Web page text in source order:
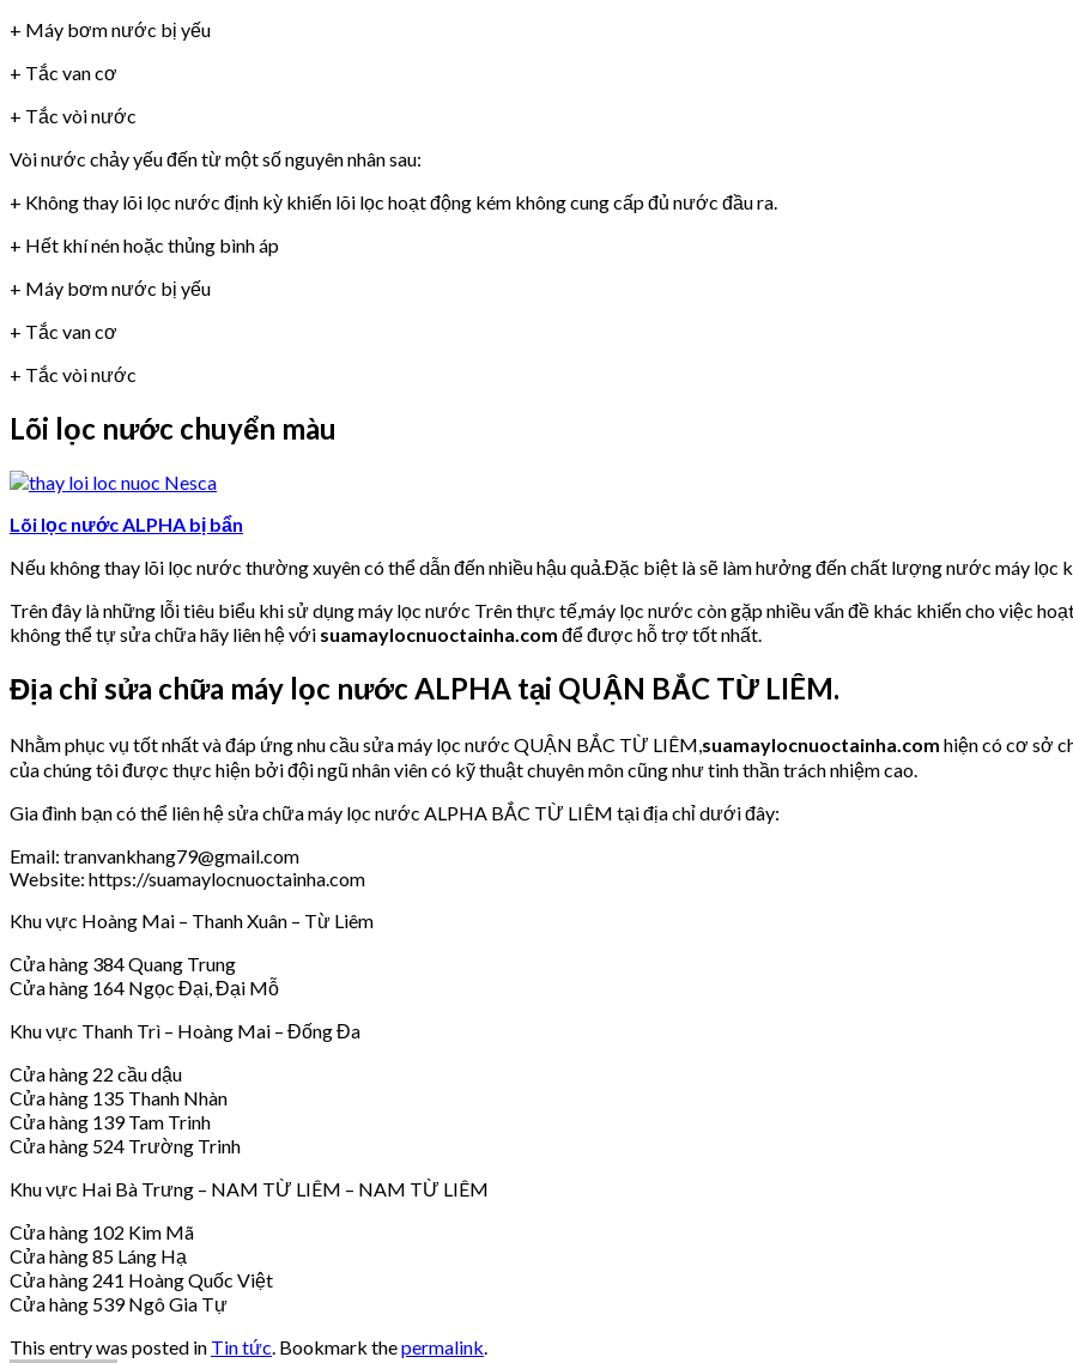
+ Máy bơm nước bị yếu
+ Tắc van cơ
+ Tắc vòi nước
Vòi nước chảy yếu đến từ một số nguyên nhân sau:
+ Không thay lõi lọc nước định kỳ khiến lõi lọc hoạt động kém không cung cấp đủ nước đầu ra.
+ Hết khí nén hoặc thủng bình áp
+ Máy bơm nước bị yếu
+ Tắc van cơ
+ Tắc vòi nước
Lõi lọc nước chuyển màu
Lõi lọc nước ALPHA bị bẩn
Nếu không thay lõi lọc nước thường xuyên có thể dẫn đến nhiều hậu quả.Đặc biệt là sẽ làm hưởng đến chất lượng nước máy lọc
Trên đây là những lỗi tiêu biểu khi sử dụng máy lọc nước Trên thực tế,máy lọc nước còn gặp nhiều vấn đề khác khiến cho việc
không thể tự sửa chữa hãy liên hệ với suamaylocnuoctainha.com để được hỗ trợ tốt nhất.
Địa chỉ sửa chữa máy lọc nước ALPHA tại QUẬN BẮC TỪ LIÊM.
Nhằm phục vụ tốt nhất và đáp ứng nhu cầu sửa máy lọc nước QUẬN BẮC TỪ LIÊM, suamaylocnuoctainha.com hiện có cơ sở
của chúng tôi được thực hiện bởi đội ngũ nhân viên có kỹ thuật chuyên môn cũng như tinh thần trách nhiệm cao.
Gia đình bạn có thể liên hệ sửa chữa máy lọc nước ALPHA BẮC TỪ LIÊM tại địa chỉ dưới đây:
Email: tranvankhang79@gmail.com
Website: https://suamaylocnuoctainha.com
Khu vực Hoàng Mai – Thanh Xuân – Từ Liêm
Cửa hàng 384 Quang Trung
Cửa hàng 164 Ngọc Đại, Đại Mỗ
Khu vực Thanh Trì – Hoàng Mai – Đống Đa
Cửa hàng 22 cầu dậu
Cửa hàng 135 Thanh Nhàn
Cửa hàng 139 Tam Trinh
Cửa hàng 524 Trường Trinh
Khu vực Hai Bà Trưng – NAM TỪ LIÊM – NAM TỪ LIÊM
Cửa hàng 102 Kim Mã
Cửa hàng 85 Láng Hạ
Cửa hàng 241 Hoàng Quốc Việt
Cửa hàng 539 Ngô Gia Tự
This entry was posted in Tin tức . Bookmark thepermalink